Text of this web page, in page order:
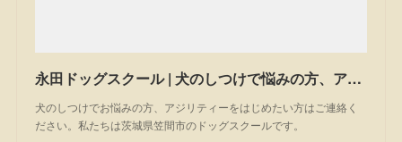
永田ドッグスクール | 犬のしつけで悩みの方、アジリティーを始めたい方は一度ご相談ください。私たちは茨城県笠間市のドッグスクールです。
犬のしつけでお悩みの方、アジリティーをはじめたい方はご連絡く
ださい。私たちは茨城県笠間市のドッグスクールです。